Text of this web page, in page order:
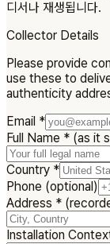
디서나 재생됩니다.
Collector Details
Please provide
use these to
authenticity
Email *
Full Name * (as it
Country *
Phone (optional)
Address *
Installation